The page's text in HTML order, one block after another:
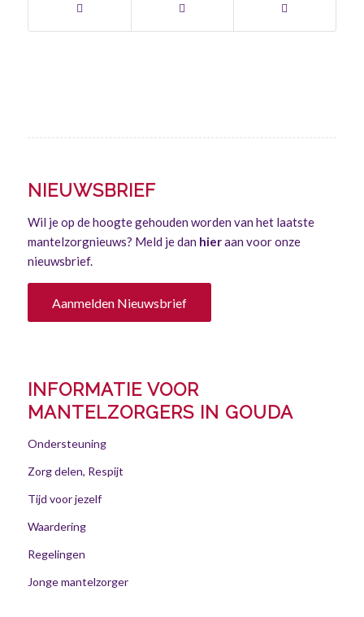
NIEUWSBRIEF
Wil je op de hoogte gehouden worden van het laatste
mantelzorgnieuws? Meld je dan hieraan voor onze
nieuwsbrief.
Aanmelden Nieuwsbrief
INFORMATIE VOOR
MANTELZORGERS IN GOUDA
Ondersteuning
Zorg delen, Respijt
Tijd voor jezelf
Waardering
Regelingen
Jonge mantelzorger